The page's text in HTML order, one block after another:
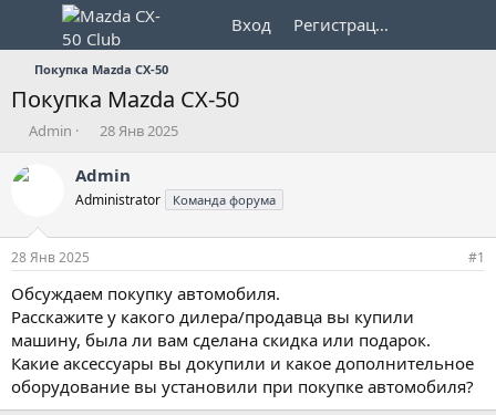
Вход Регистрация
Покупка Mazda CX-50
Покупка Mazda CX-50
А
т
т
е
м
ы
Admin
Д
т
а
н
а
л
28 Янв 2025
Admin
Administrator Команда форума
28 Янв 2025 #1
Обсуждаем покупку автомобиля.
Расскажите у какого дилера/продавца вы купили
машину, была ли вам сделана скидка или подарок.
Какие аксессуары вы докупили и какое дополнительное
оборудование вы установили при покупке автомобиля?